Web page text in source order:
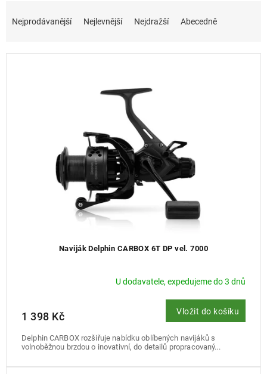
Nejprodávanější Nejlevnější Nejdražší Abecedně
Naviják Delphin CARBOX 6T DP vel. 7000
U dodavatele, expedujeme do 3 dnů
1 398 Kč Vložit do košíku
Delphin CARBOX rozšiřuje nabídku oblíbených navijáků s
volnoběžnou brzdou o inovativní, do detailů propracovaný...